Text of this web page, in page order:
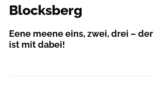
Blocksberg
Eene meene eins, zwei, drei –
ist mit dabei!